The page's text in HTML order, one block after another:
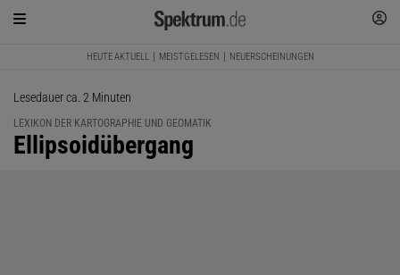
HEUTE AKTUELL MEISTGELESEN NEUERSCHEINUNGEN
Lesedauer ca. 2 Minuten
LEXIKON DER KARTOGRAPHIE UND GEOMATIK
:
Ellipsoidübergang